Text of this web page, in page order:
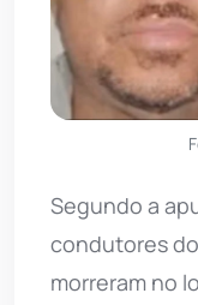
Segundo a
condutores
morreram no